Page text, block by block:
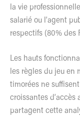
la vie
salarié ou l’agent
respectifs (80% des
Les hauts
les règles du jeu en
timorées ne
croissantes d’accès
partagent cette